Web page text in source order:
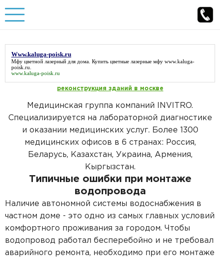
Бурение скважин под ключ
Артезианская скважина
Скважина на песок
Бурение малогабаритной установкой
Бурение скважин на воду
Бурение на воду в Московской области
Обустройство скважины
Обустройство скважины под ключ
Обустройство скважины с кессоном
Обустройство скважины с адаптером
Обустройство артезианских скважин
Обустройство песчаных скважин
Пластиковые кессоны Титан
Канализация
Автономная канализация под ключ
Канализация под ключ
Канализация на даче
Канализация загородного дома
Септик под ключ
Водоснабжение
Водоснабжение из колодца
Водоснабжение из скважины
Разводка воды в частном доме
Горячее водоснабжение частного дома
Водоочистка в загородном доме
Погреба
Пластиковые погреба
Погреб под ключ
Погреба для дачи
Главная
Отзывы
Статьи Контакты
Каталог товаров
Www.kaluga-poisk.ru
Мфу цветной лазерный для дома. Купить цветные лазерные мфу www.kaluga-
poisk.ru
www.kaluga-poisk.ru
реконструкция зданий в москве
Медицинская группа компаний INVITRO.
Специализируется на лабораторной диагностике
и оказании медицинских услуг. Более 1300
медицинских офисов в 6 странах: Россия,
Беларусь, Казахстан, Украина, Армения,
Кыргызстан.
Типичные ошибки при монтаже
водопровода
Наличие автономной системы водоснабжения в
частном доме - это одно из самых главных условий
комфортного проживания за городом. Чтобы
водопровод работал бесперебойно и не требовал
аварийного ремонта, необходимо при его монтаже